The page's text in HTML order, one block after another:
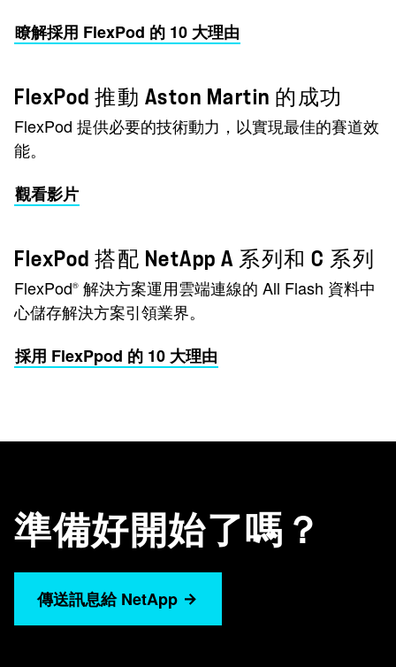
瞭解採用 FlexPod 的 10 大理由
FlexPod 推動 Aston Martin 的成功
FlexPod 提供必要的技術動力，以實現最佳的賽道效
能。
觀看影片
FlexPod 搭配 NetApp A 系列和 C 系列
FlexPod® 解決方案運用雲端連線的 All Flash 資料中
心儲存解決方案引領業界。
採用 FlexPpod 的 10 大理由
準備好開始了嗎？
傳送訊息給 NetApp